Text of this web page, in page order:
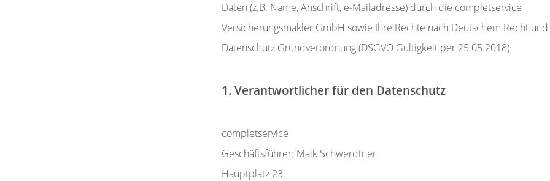
Daten (z.B. Name, Anschrift, e-Mailadresse) durch die completservice
Versicherungsmakler GmbH sowie Ihre Rechte nach Deutschem Recht
Datenschutz Grundverordnung (DSGVO Gültigkeit per 25.05.2018)
1. Verantwortlicher für den Datenschutz
completservice
Geschäftsführer: Maik Schwerdtner
Hauptplatz 23